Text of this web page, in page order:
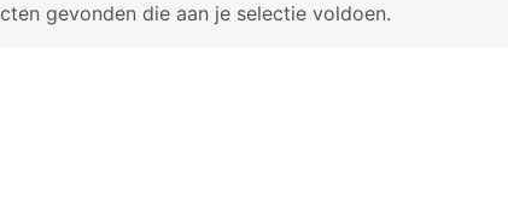
gevonden die aan je selectie voldoen.